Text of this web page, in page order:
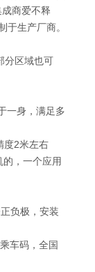
商爱不释
于生产厂商。
分区域也可
一身，满足多
度2米左右
，一个应用
负极，安装
车码，全国